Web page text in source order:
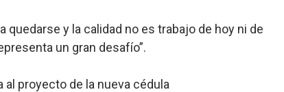
quedarse y la calidad no es trabajo de hoy ni de
un gran desafío”.
proyecto de la nueva cédula